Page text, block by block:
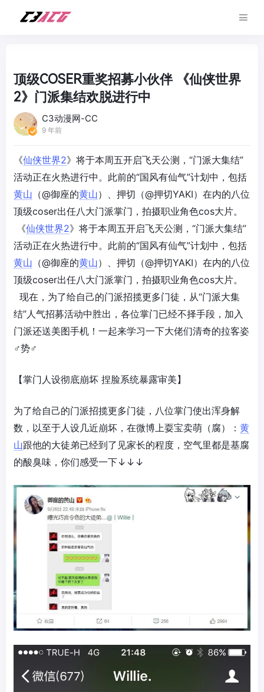
顶级COSER重奖招募小伙伴 《仙侠世界
2》门派集结欢脱进行中
C3动漫网-CC
9 年前
《仙侠世界2》将于本周五开启飞天公测，“门派大集结”
活动正在火热进行中。此前的“国风有仙气”计划中，包括
黄山 （@御座的黄山）、押切（@押切YAKI）在内的八位
顶级coser出任八大门派掌门，拍摄职业角色cos大片。
《仙侠世界2》将于本周五开启飞天公测，“门派大集结”
活动正在火热进行中。此前的“国风有仙气”计划中，包括
黄山 （@御座的黄山）、押切（@押切YAKI）在内的八位
顶级coser出任八大门派掌门，拍摄职业角色cos大片。
现在，为了给自己的门派招揽更多门徒，从“门派大集
结”人气招募活动中胜出，各位掌门已经不择手段，加入
门派还送美图手机！一起来学习一下大佬们清奇的拉客姿
♂势♂
【掌门人设彻底崩坏 捏脸系统暴露审美】
为了给自己的门派招揽更多门徒，八位掌门使出浑身解
数，以至于人设几近崩坏，在微博上耍宝卖萌（腐）： 黄
山跟他的大徒弟已经到了见家长的程度，空气里都是基腐
的酸臭味，你们感受一下↓↓↓